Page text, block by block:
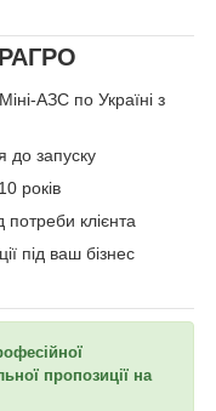
АЗС по Україні з
до запуску
років
потреби клієнта
під ваш бізнес
пропозиції на